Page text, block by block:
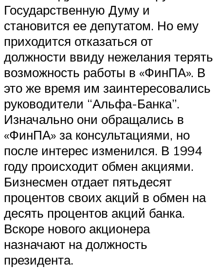
Государственную Думу и
становится ее депутатом. Но ему
приходится отказаться от
должности ввиду нежелания терять
возможность работы в «ФинПА». В
это же время им заинтересовались
руководители “Альфа-Банка”.
Изначально они обращались в
«ФинПА» за консультациями, но
после интерес изменился. В 1994
году происходит обмен акциями.
Бизнесмен отдает пятьдесят
процентов своих акций в обмен на
десять процентов акций банка.
Вскоре нового акционера
назначают на должность
президента.